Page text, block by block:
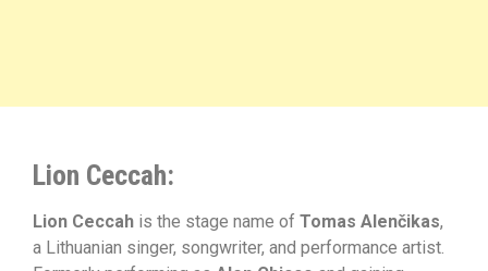
Lion Ceccah:
Lion Ceccah is the stage name of Tomas Alenčikas,
a Lithuanian singer, songwriter, and performance artist.